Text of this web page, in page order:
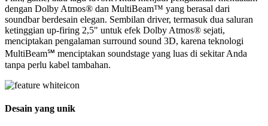
dengan Dolby Atmos® dan MultiBeam™ yang berasal dari
soundbar berdesain elegan. Sembilan driver, termasuk dua saluran
ketinggian up-firing 2,5" untuk efek Dolby Atmos® sejati,
menciptakan pengalaman surround sound 3D, karena teknologi
MultiBeam℠ menciptakan soundstage yang luas di sekitar Anda
tanpa perlu kabel tambahan.
Desain yang unik